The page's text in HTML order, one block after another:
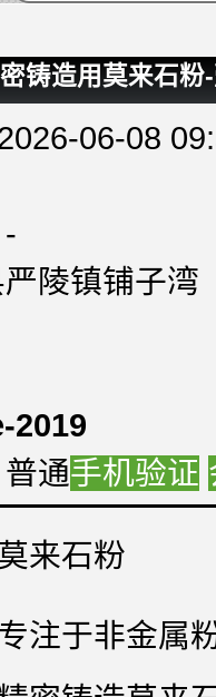
铸造用莫来石粉
06-08
陵镇铺子湾
2019
通手机验证
来石粉
注于非金属